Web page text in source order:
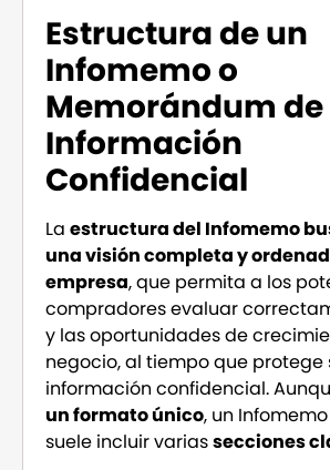
Estructura de un
Infomemo o
Memorándum de
Información
Confidencial
La estructura del Infomemo
una visión completa y
empresa, que permita a los
compradores evaluar
y las oportunidades de
negocio, al tiempo que protege
información confidencial.
un formato único, un
suele incluir variassecciones